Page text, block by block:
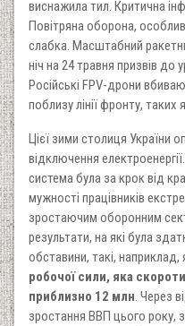
виснажила тил. Критична
Повітряна оборона,
слабка. Масштабний
ніч на 24 травня призвів
Російські FPV-дрони
поблизу лінії фронту,
Цієї зими столиця України
відключення
система була за крок від
мужності працівників
зростаючим оборонним
результати, на які була
обставини, такі, наприклад,
робочої сили, яка
приблизно 12 млн. Через
зростання ВВП цього року,